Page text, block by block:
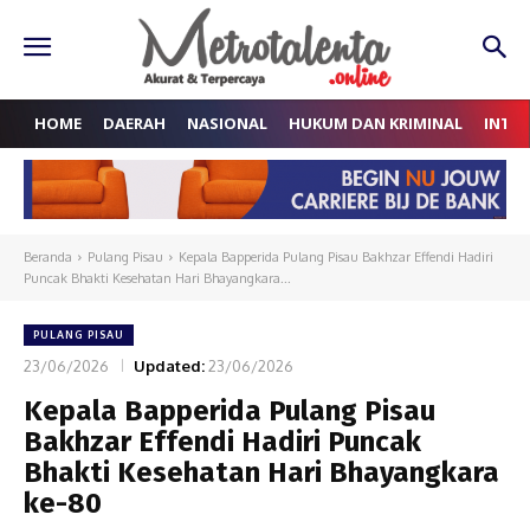
HOME DAERAH NASIONAL HUKUM DAN KRIMINAL
Beranda Pulang Pisau
Kepala Bapperida Pulang Pisau Bakhzar Effendi Hadiri
Puncak Bhakti Kesehatan Hari Bhayangkara...
PULANG PISAU
23/06/2026 Updated:23/06/2026
Kepala Bapperida Pulang Pisau
Bakhzar Effendi Hadiri Puncak
Bhakti Kesehatan Hari Bhayangkara
ke-80